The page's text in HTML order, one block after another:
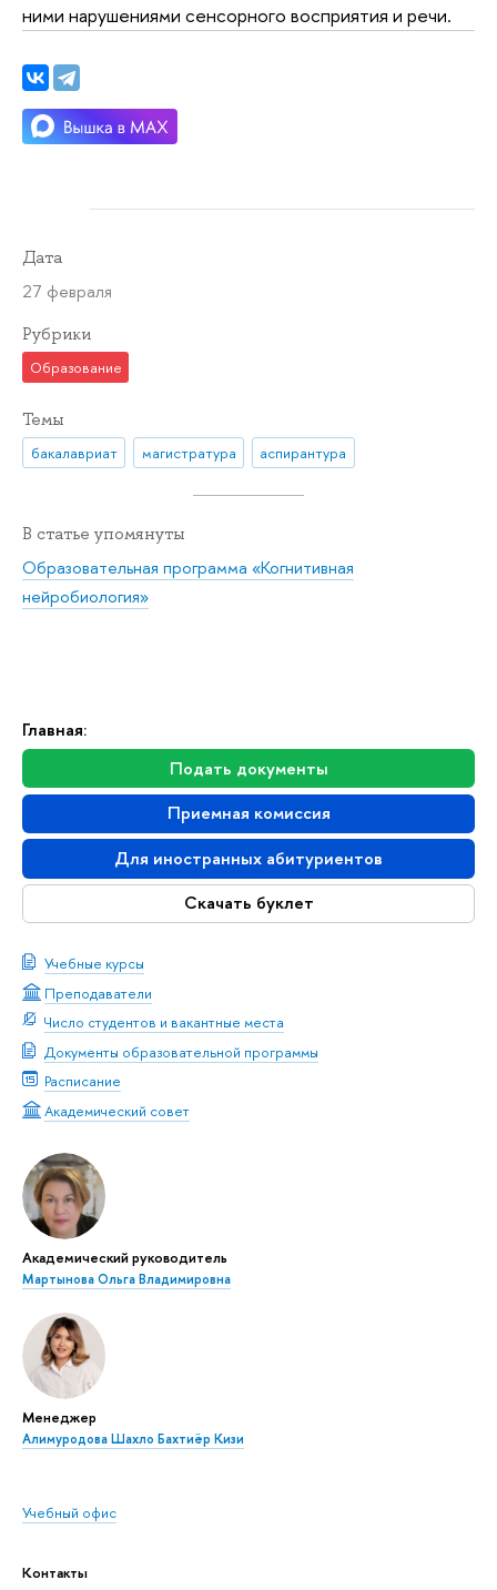
Главная:
Подать документы
Приемная комиссия
Для иностранных абитуриентов
Скачать буклет
Учебные курсы
Преподаватели
Число студентов и вакантные места
Документы образовательной программы
Расписание
Академический совет
Академический руководитель
Мартынова Ольга Владимировна
Менеджер
Алимуродова Шахло Бахтиёр Кизи
Учебный офис
Контакты
ними нарушениями сенсорного восприятия и речи.
Дата
27 февраля
Рубрики
Образование
Темы
бакалавриат магистратура аспирантура
В статье упомянуты
Образовательная программа «Когнитивная
нейробиология»